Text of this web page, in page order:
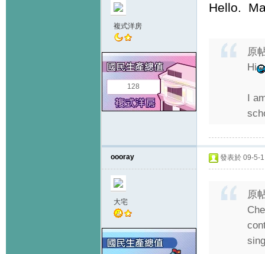
複式洋房
128
Hello.
原
Hi
I
oooray
大宅
發表於 09-5-
原